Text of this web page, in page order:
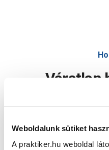
Weboldalunk sütiket
A praktiker.hu weboldal
Váratlan
Oldal